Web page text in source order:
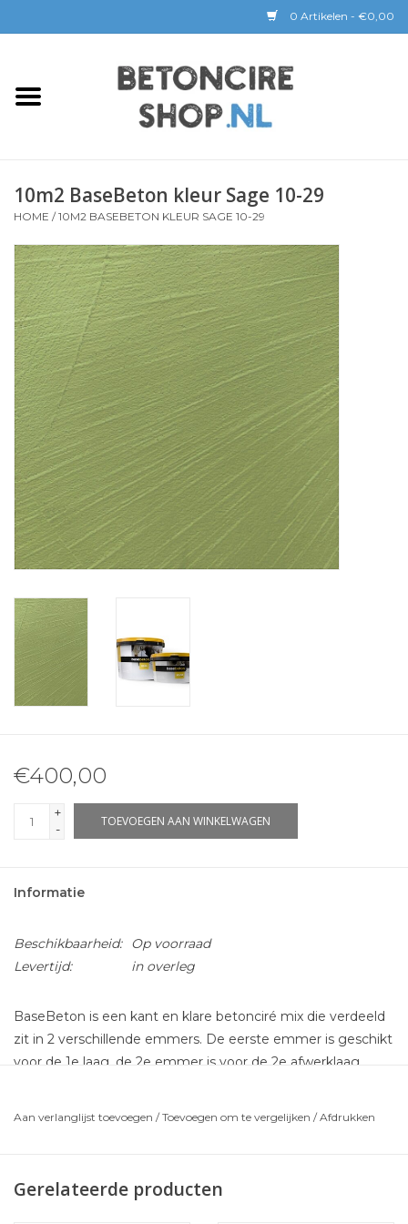
0 Artikelen - €0,00
Home
BaseBeton | Kant & Klaar
Sichtbeton
GEREEDSCHAP &
COATINGS
Verwerking
10m2 BaseBeton kleur Sage 10-29
HOME /10M2 BASEBETON KLEUR SAGE 10-29
€400,00
+
-
TOEVOEGEN AAN WINKELWAGEN
Informatie
Beschikbaarheid:
Op voorraad
Levertijd:
in overleg
BaseBeton is een kant en klare betonciré mix die verdeeld
zit in 2 verschillende emmers. De eerste emmer is geschikt
voor de 1e laag, de 2e emmer is voor de 2e afwerklaag.
2
Wat krijgt u in dit pakket:
Aan verlanglijst toevoegen /Toevoegen om te vergelijken /Afdrukken
Gerelateerde producten